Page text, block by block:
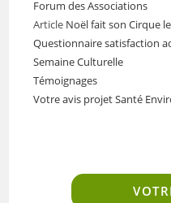
Forum des Associations
Article Noël fait son Cirque
Questionnaire satisfaction
Semaine Culturelle
Témoignages
Votre avis projet Santé